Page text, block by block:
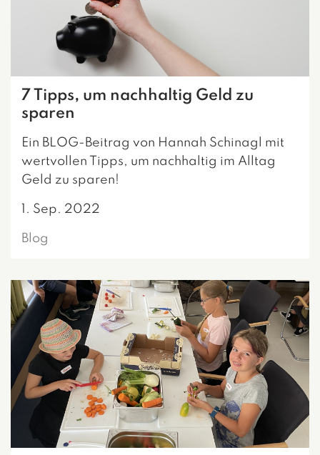
7 Tipps, um nachhaltig Geld zu
sparen
Ein BLOG-Beitrag von Hannah Schinagl mit
wertvollen Tipps, um nachhaltig im Alltag
Geld zu sparen!
1. Sep. 2022
Blog